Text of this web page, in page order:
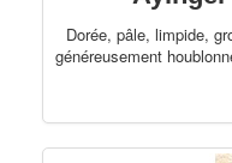
Dorée, pâle, limpide,
généreusement